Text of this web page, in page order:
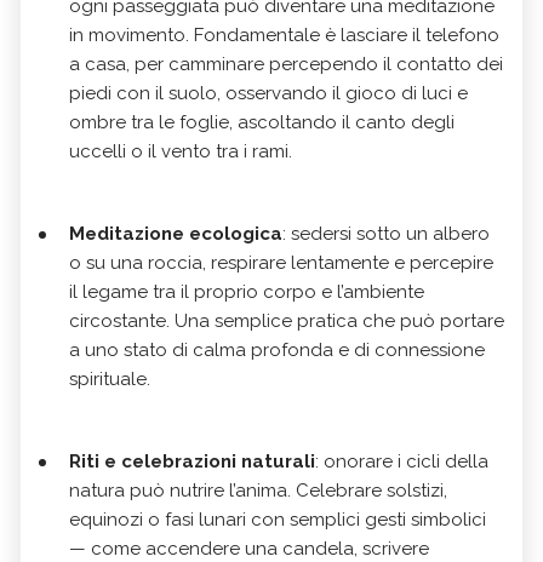
ogni passeggiata può diventare una meditazione
in movimento. Fondamentale è lasciare il telefono
a casa, per camminare percependo il contatto dei
piedi con il suolo, osservando il gioco di luci e
ombre tra le foglie, ascoltando il canto degli
uccelli o il vento tra i rami.
Meditazione ecologica: sedersi sotto un albero
o su una roccia, respirare lentamente e percepire
il legame tra il proprio corpo e l’ambiente
circostante. Una semplice pratica che può portare
a uno stato di calma profonda e di connessione
spirituale.
Riti e celebrazioni naturali: onorare i cicli della
natura può nutrire l’anima. Celebrare solstizi,
equinozi o fasi lunari con semplici gesti simbolici
— come accendere una candela, scrivere